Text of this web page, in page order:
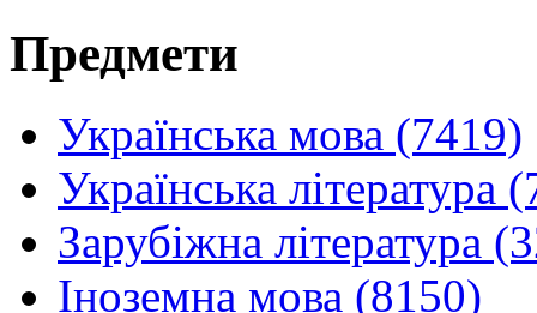
Предмети
Українська мова (7419)
Українська література
Зарубіжна література
Іноземна мова (8150)